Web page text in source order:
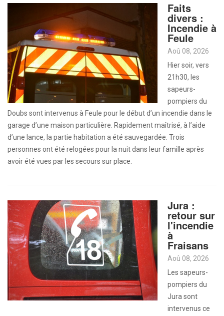
Faits
divers :
Incendie à
Feule
Aoû 08, 2026
Hier soir, vers
21h30, les
sapeurs-
pompiers du
Doubs sont intervenus à Feule pour le début d’un incendie dans le
garage d’une maison particulière. Rapidement maîtrisé, à l’aide
d’une lance, la partie habitation a été sauvegardée. Trois
personnes ont été relogées pour la nuit dans leur famille après
avoir été vues par les secours sur place.
Jura :
retour sur
l'incendie
à
Fraisans
Aoû 08, 2026
Les sapeurs-
pompiers du
Jura sont
intervenus ce